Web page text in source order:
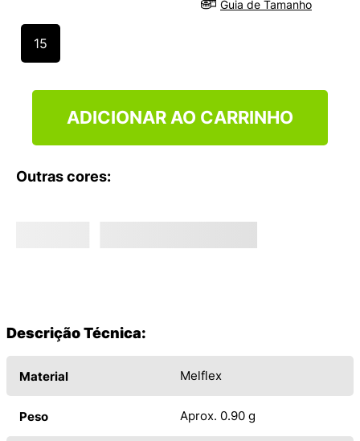
Guia de Tamanho
15
ADICIONAR AO CARRINHO
Outras cores:
Descrição Técnica:
Material Melflex
Peso Aprox. 0.90 g
10º